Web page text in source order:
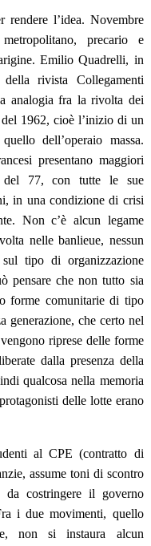
rendere l’idea. Novembre
precario e
Emilio Quadrelli, in
rivista Collegamenti
analogia fra la rivolta dei
1962, cioè l’inizio di un
dell’operaio massa.
presentano maggiori
del 77, con tutte le sue
in una condizione di crisi
Non c’è alcun legame
nelle banlieue, nessun
tipo di organizzazione
pensare che non tutto sia
forme comunitarie di tipo
generazione, che certo nel
riprese delle forme
dalla presenza della
qualcosa nella memoria
delle lotte erano
al CPE (contratto di
assume toni di scontro
costringere il governo
i due movimenti, quello
non si instaura alcun